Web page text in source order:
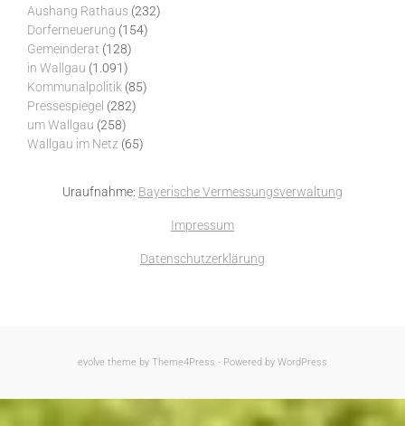
Aushang Rathaus (232)
Dorferneuerung (154)
Gemeinderat (128)
in Wallgau (1.091)
Kommunalpolitik (85)
Pressespiegel (282)
um Wallgau (258)
Wallgau im Netz (65)
Uraufnahme: Bayerische Vermessungsverwaltung
Impressum
Datenschutzerklärung
evolve theme by Theme4Press - Powered by WordPress